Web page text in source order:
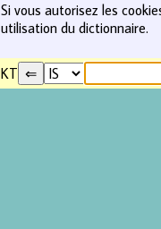
Si vous autorisez les
utilisation du dictionnaire.
KT